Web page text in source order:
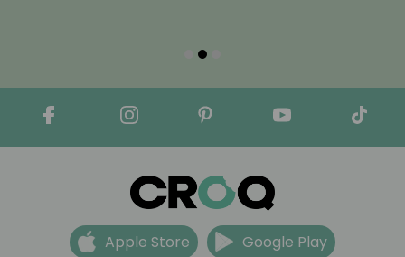
Apple Store Google Play